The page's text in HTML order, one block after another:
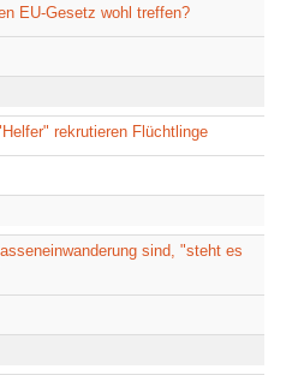
EU-Gesetz wohl treffen?
rekrutieren Flüchtlinge
sind, "steht es